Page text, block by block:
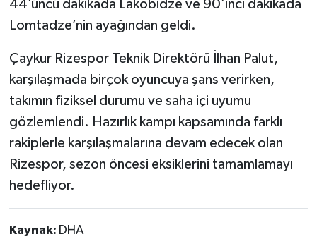
44’üncü dakikada Lakobidze ve 90’ıncı dakikada
Lomtadze’nin ayağından geldi.
Çaykur Rizespor Teknik Direktörü İlhan Palut,
karşılaşmada birçok oyuncuya şans verirken,
takımın fiziksel durumu ve saha içi uyumu
gözlemlendi. Hazırlık kampı kapsamında farklı
rakiplerle karşılaşmalarına devam edecek olan
Rizespor, sezon öncesi eksiklerini tamamlamayı
hedefliyor.
Kaynak: DHA